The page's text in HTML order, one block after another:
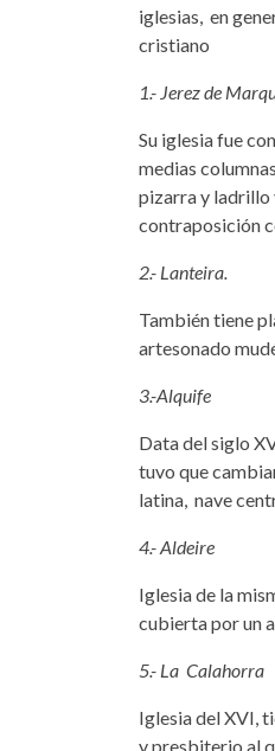
iglesias, en
cristiano
1.- Jerez de
Su iglesia fue
medias
pizarra y ladrillo
contraposición
2.- Lanteira.
También tiene
artesonado
3.-Alquife
Data del siglo
tuvo que
latina, nave
4.- Aldeire
Iglesia de la
cubierta por un
5.- La Calahorra
Iglesia del XVI,
y presbiterio al